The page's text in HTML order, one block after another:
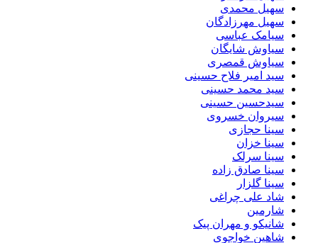
سهیل محمدی
سهیل مهرزادگان
سیامک عباسی
سیاوش شایگان
سیاوش قمصری
سید امیر فلاح حسینی
سید محمد حسینی
سیدحسین حسینی
سیروان خسروی
سینا حجازی
سینا خزان
سینا سرلک
سینا صادق زاده
سینا گلزار
شاد علی چراغی
شارمین
شانیکو و مهران پیک
شاهین خواجوی